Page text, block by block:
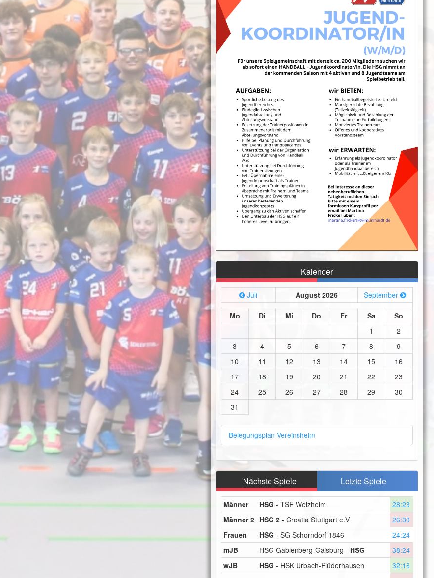
Kalender
Juli August 2026 September
Mo Di Mi Do Fr Sa
So
1
2
3
4 5 6 7 8
9
10
11 12 13 14 15
16
17
18 19 20 21 22
23
24
25 26 27 28 29
30
31
Belegungsplan Vereinsheim
Nächste Spiele Letzte Spiele
Männer HSG - TSF Welzheim
28:23
Männer 2 HSG 2- Croatia Stuttgart e.V
26:30
Frauen
HSG - SG Schorndorf 1846
24:24
mJB
HSG Gablenberg-Gaisburg - HSG
38:24
wJB
HSG - HSK Urbach-Plüderhausen
32:16